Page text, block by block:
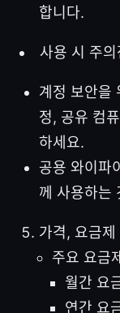
합니다.
사용 시 주의
계정 보안을
정, 공유 컴
하세요.
공용 와이파
께 사용하는
가격, 요금제
주요 요금
월간 요
연간 요